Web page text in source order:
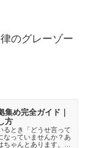
のグレーゾー
め完全ガイド｜
方
るとき「どうせ言って
なっていませんか？あ
ゃんとあります。そ